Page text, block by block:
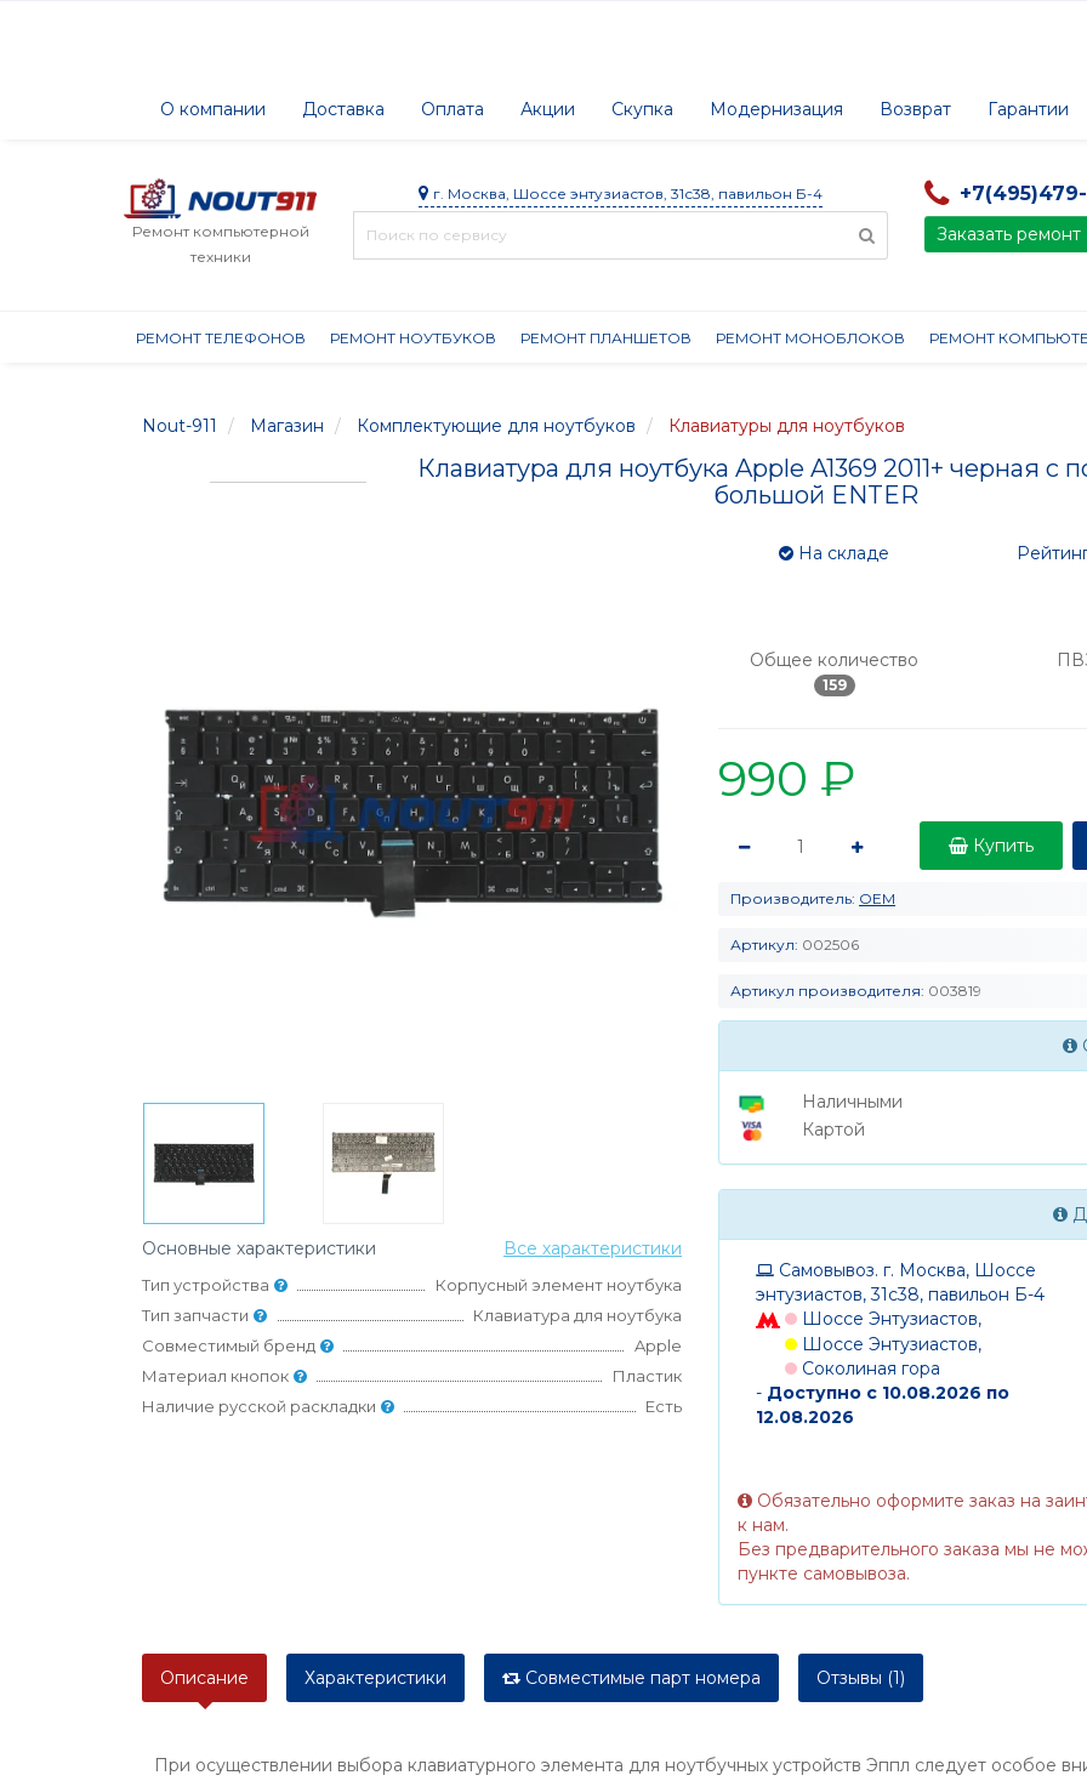
О компании Доставка Оплата Акции Скупка Модернизация Возврат Гарантии
Ремонт компьютерной
техники
г. Москва, Шоссе энтузиастов, 31с38, павильон Б-4 +7(495)479-
Заказать ремонт
РЕМОНТ ТЕЛЕФОНОВ РЕМОНТ НОУТБУКОВ РЕМОНТ ПЛАНШЕТОВ РЕМОНТ МОНОБЛОКОВ РЕМОНТ
Nout-911 Магазин Комплектующие для ноутбуков Клавиатуры для ноутбуков
Клавиатура для ноутбука Apple A1369 2011+ черная с
большой ENTER
Основные характеристики Все характеристики
Тип устройства
Корпусный элемент ноутбука
Тип запчасти
Клавиатура для ноутбука
Совместимый бренд
Apple
Материал кнопок
Пластик
Наличие русской раскладки
Есть
На складе
Общее количество
159
990 ₽
Купить
Производитель: OEM
Артикул: 002506
Артикул производителя: 003819
Наличными
Картой
Самовывоз. г. Москва, Шоссе
энтузиастов, 31с38, павильон Б-4
Шоссе Энтузиастов,
Шоссе Энтузиастов,
Соколиная гора
- Доступно с 10.08.2026 по
12.08.2026
Обязательно оформите заказ на
к нам.
Без предварительного заказа мы не
пункте самовывоза.
Описание Характеристики Совместимые парт номера Отзывы (1)
При осуществлении выбора клавиатурного элемента для ноутбучных устройств Эппл следует особое